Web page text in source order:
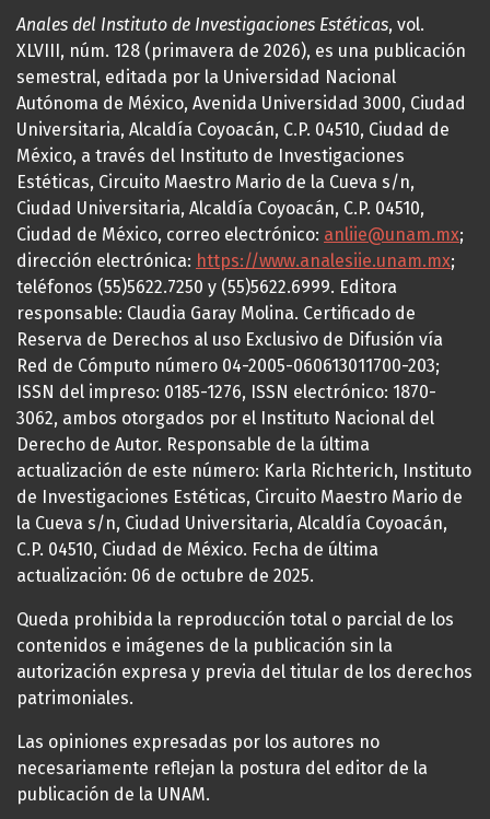
Anales del Instituto de Investigaciones Estéticas, vol.
XLVIII, núm. 128 (primavera de 2026), es una publicación
semestral, editada por la Universidad Nacional
Autónoma de México, Avenida Universidad 3000, Ciudad
Universitaria, Alcaldía Coyoacán, C.P. 04510, Ciudad de
México, a través del Instituto de Investigaciones
Estéticas, Circuito Maestro Mario de la Cueva s/n,
Ciudad Universitaria, Alcaldía Coyoacán, C.P. 04510,
Ciudad de México, correo electrónico: anliie@unam.mx;
dirección electrónica: https://www.analesiie.unam.mx;
teléfonos (55)5622.7250 y (55)5622.6999. Editora
responsable: Claudia Garay Molina. Certificado de
Reserva de Derechos al uso Exclusivo de Difusión vía
Red de Cómputo número 04-2005-060613011700-203;
ISSN del impreso: 0185-1276, ISSN electrónico: 1870-
3062, ambos otorgados por el Instituto Nacional del
Derecho de Autor. Responsable de la última
actualización de este número: Karla Richterich, Instituto
de Investigaciones Estéticas, Circuito Maestro Mario de
la Cueva s/n, Ciudad Universitaria, Alcaldía Coyoacán,
C.P. 04510, Ciudad de México. Fecha de última
actualización: 06 de octubre de 2025.
Queda prohibida la reproducción total o parcial de los
contenidos e imágenes de la publicación sin la
autorización expresa y previa del titular de los derechos
patrimoniales.
Las opiniones expresadas por los autores no
necesariamente reflejan la postura del editor de la
publicación de la UNAM.